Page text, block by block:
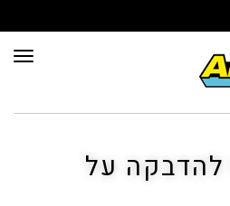
משטחי PVC להדבקה על